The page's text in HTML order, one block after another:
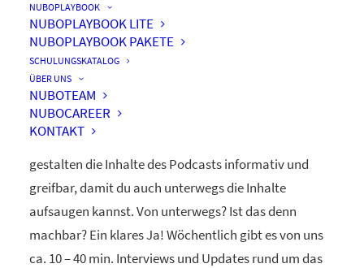
NUBOPLAYBOOK
NUBOPLAYBOOK LITE
NUBOPLAYBOOK PAKETE
SCHULUNGSKATALOG
ÜBER UNS
NUBOTEAM
NUBOCAREER
KONTAKT
by nuboworkers GmbH
Herzlich Willkommen! Du hast nuboRadio – unseren
ganz eigenenPodcast zur Digitalisierung
Unsere beiden Moderatoren Dominique und Markus
gestalten die Inhalte des Podcasts informativ und
greifbar, damit du auch unterwegs die Inhalte
aufsaugen kannst. Von unterwegs? Ist das denn
machbar? Ein klares Ja! Wöchentlich gibt es von uns
ca. 10 – 40 min. Interviews und Updates rund um das